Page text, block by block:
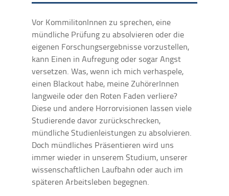
Vor KommilitonInnen zu sprechen, eine
mündliche Prüfung zu absolvieren oder die
eigenen Forschungsergebnisse vorzustellen,
kann Einen in Aufregung oder sogar Angst
versetzen. Was, wenn ich mich verhaspele,
einen Blackout habe, meine ZuhörerInnen
langweile oder den Roten Faden verliere?
Diese und andere Horrorvisionen lassen viele
Studierende davor zurückschrecken,
mündliche Studienleistungen zu absolvieren.
Doch mündliches Präsentieren wird uns
immer wieder in unserem Studium, unserer
wissenschaftlichen Laufbahn oder auch im
späteren Arbeitsleben begegnen.